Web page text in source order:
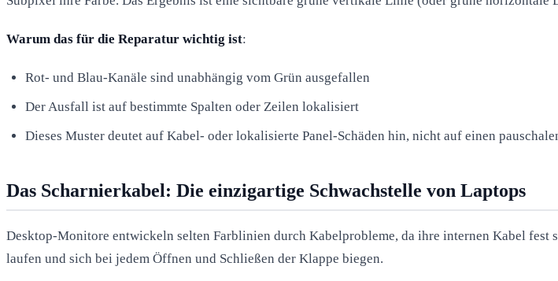
Warum das für die Reparatur wichtig ist:
Rot- und Blau-Kanäle sind unabhängig vom Grün ausgefallen
Der Ausfall ist auf bestimmte Spalten oder Zeilen lokalisiert
Dieses Muster deutet auf Kabel- oder lokalisierte Panel-Schäden hin, nicht auf einen
Das Scharnierkabel: Die einzigartige Schwachstelle von Laptops
Desktop-Monitore entwickeln selten Farblinien durch Kabelprobleme, da ihre internen Kabel
laufen und sich bei jedem Öffnen und Schließen der Klappe biegen.